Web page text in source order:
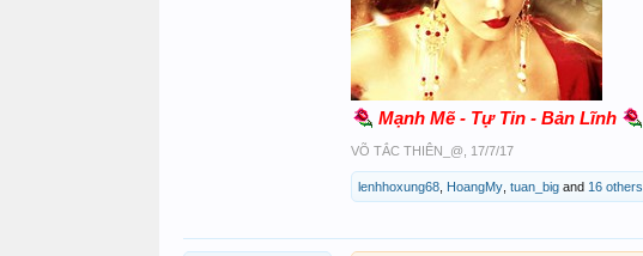
Mạnh Mẽ - Tự Tin - Bản Lĩnh
VÕ TẮC THIÊN_@ 17/7/17
lenhhoxung68 HoangMy tuan_big and 16 others